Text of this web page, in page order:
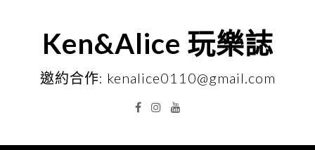
Ken&Alice 玩樂誌
邀約合作: kenalice0110@gmail.com
FacebookInstagramYouTube